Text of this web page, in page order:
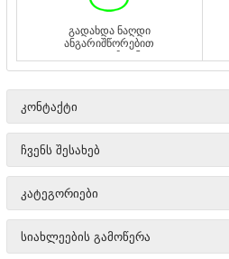
გადახდა ნაღდი
ანგარიშწორებით
ადგილზე ან
გადმორიცხვით
ᲙᲝᲜᲢᲐᲥᲢᲘ
ᲩᲕᲔᲜᲡ ᲨᲔᲡᲐᲮᲔᲑ
ᲙᲐᲢᲔᲒᲝᲠᲘᲔᲑᲘ
ᲡᲘᲐᲮᲚᲔᲔᲑᲘᲡ ᲒᲐᲛᲝᲬᲔᲠᲐ